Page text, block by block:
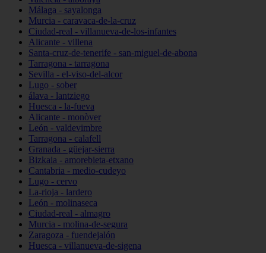
Málaga - sayalonga
Murcia - caravaca-de-la-cruz
Ciudad-real - villanueva-de-los-infantes
Alicante - villena
Santa-cruz-de-tenerife - san-miguel-de-abona
Tarragona - tarragona
Sevilla - el-viso-del-alcor
Lugo - sober
álava - lantziego
Huesca - la-fueva
Alicante - monòver
León - valdevimbre
Tarragona - calafell
Granada - güejar-sierra
Bizkaia - amorebieta-etxano
Cantabria - medio-cudeyo
Lugo - cervo
La-rioja - lardero
León - molinaseca
Ciudad-real - almagro
Murcia - molina-de-segura
Zaragoza - fuendejalón
Huesca - villanueva-de-sigena